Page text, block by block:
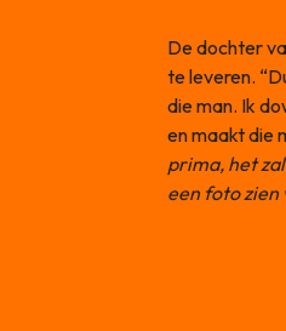
De dochter
te leveren.
die man. Ik
en maakt die
prima, het
een foto zien